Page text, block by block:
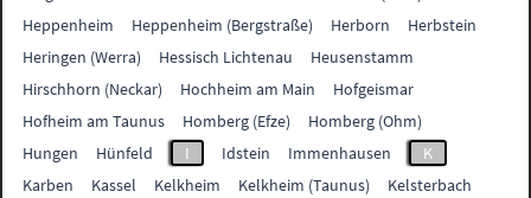
Heppenheim
Heppenheim (Bergstraße) Herborn
Herbstein
Heringen (Werra)
Hessisch Lichtenau
Heusenstamm
Hirschhorn (Neckar)
Hochheim am Main
Hofgeismar
Hofheim am Taunus
Homberg (Efze)
Homberg (Ohm)
Hungen
Hünfeld I Idstein Immenhausen
K
Karben
Kassel Kelkheim Kelkheim (Taunus)
Kelsterbach